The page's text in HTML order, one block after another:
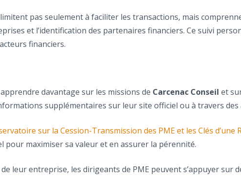
pas seulement à faciliter les transactions, mais
et l’identification des partenaires financiers. Ce suivi
financiers.
davantage sur les missions de Carcenac Conseil et
supplémentaires sur leur site officiel ou à travers des
sur la Cession-Transmission des PME et les Clés d’une
pour maximiser sa valeur et en assurer la pérennité.
leur entreprise, les dirigeants de PME peuvent s’appuyer sur